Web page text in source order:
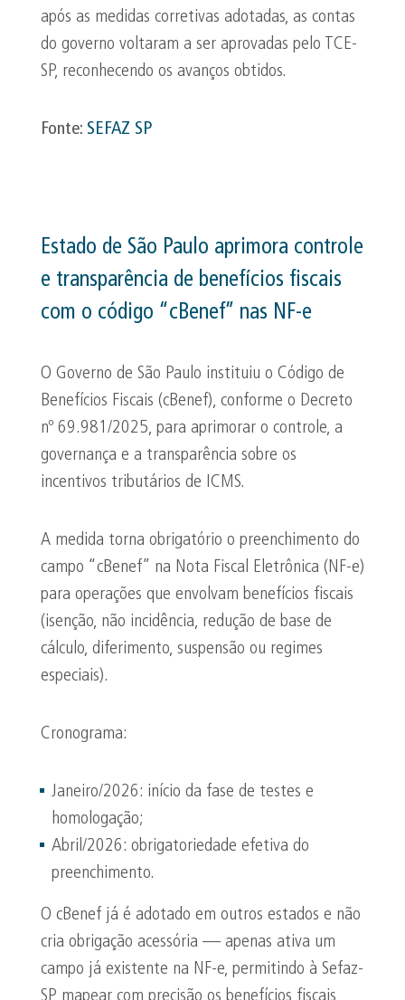
após as medidas corretivas adotadas, as contas
do governo voltaram a ser aprovadas pelo TCE-
SP, reconhecendo os avanços obtidos.
Fonte: SEFAZ SP
Estado de São Paulo aprimora controle
e transparência de benefícios fiscais
com o código “cBenef” nas NF-e
O Governo de São Paulo instituiu o Código de
Benefícios Fiscais (cBenef), conforme o Decreto
nº 69.981/2025, para aprimorar o controle, a
governança e a transparência sobre os
incentivos tributários de ICMS.
A medida torna obrigatório o preenchimento do
campo “cBenef” na Nota Fiscal Eletrônica (NF-e)
para operações que envolvam benefícios fiscais
(isenção, não incidência, redução de base de
cálculo, diferimento, suspensão ou regimes
especiais).
Cronograma:
Janeiro/2026: início da fase de testes e
homologação;
Abril/2026: obrigatoriedade efetiva do
preenchimento.
O cBenef já é adotado em outros estados e não
cria obrigação acessória — apenas ativa um
campo já existente na NF-e, permitindo à Sefaz-
SP mapear com precisão os benefícios fiscais